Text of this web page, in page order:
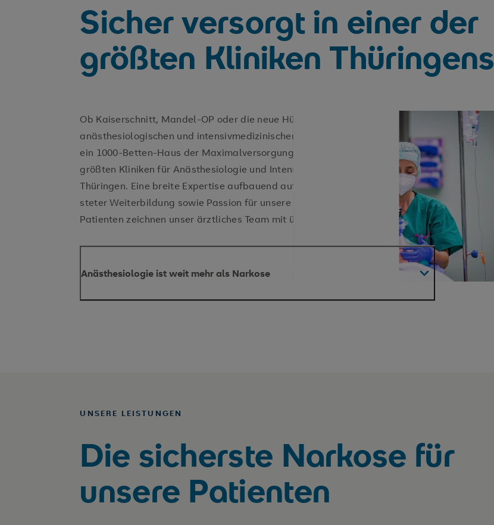
Sicher versorgt in einer der
größten Kliniken Thüringens
Ob Kaiserschnitt, Mandel-OP oder die neue Hüfte – wir erfüllen den
anästhesiologischen und intensivmedizinischen Versorgungsauftrag für
ein 1000-Betten-Haus der Maximalversorgung und gehören somit zu den
größten Kliniken für Anästhesiologie und Intensivmedizin im Freistaat
Thüringen. Eine breite Expertise aufbauend auf langjähriger Erfahrung und
steter Weiterbildung sowie Passion für unsere Patientinnen und
Patienten zeichnen unser ärztliches Team mit über 60 Mitarbeiter:innen aus.
Anästhesiologie ist weit mehr als Narkose
UNSERE LEISTUNGEN
Die sicherste Narkose für
unsere Patienten